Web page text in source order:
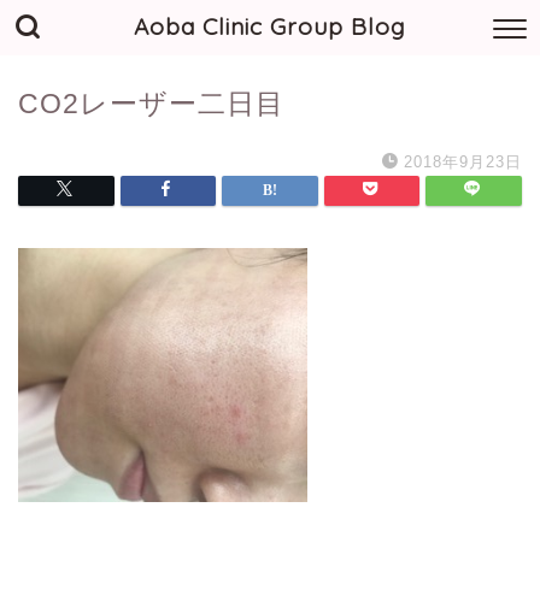
Aoba Clinic Group Blog
CO2レーザー二日目
2018年9月23日